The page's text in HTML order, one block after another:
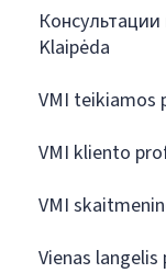
Klaipėda
VMI teikiamos
VMI kliento
VMI
Vienas